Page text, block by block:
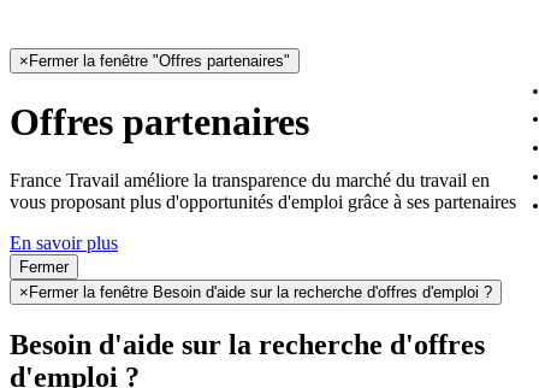
× Fermer la fenêtre "Offres partenaires"
Offres partenaires
France Travail améliore la transparence du marché du travail en
vous proposant plus d'opportunités d'emploi grâce à ses partenaires
En savoir plus
Fermer
× Fermer la fenêtre Besoin d'aide sur la recherche d'offres d'emploi ?
Besoin d'aide sur la recherche d'offres
d'emploi ?